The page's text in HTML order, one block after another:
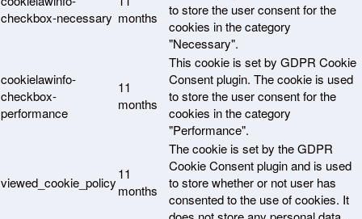
checkbox-necessary months
to store the user consent for the
cookies in the category
"Necessary".
cookielawinfo-
checkbox-
performance
11
months
This cookie is set by GDPR Cookie
Consent plugin. The cookie is used
to store the user consent for the
cookies in the category
"Performance".
viewed_cookie_policy
11
months
The cookie is set by the GDPR
Cookie Consent plugin and is used
to store whether or not user has
consented to the use of cookies. It